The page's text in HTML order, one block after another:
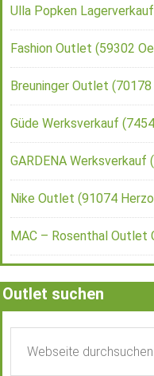
Ulla Popken
Fashion Outlet (59302
Breuninger Outlet
Güde Werksverkauf
GARDENA Werksverkauf
Nike Outlet (91074
MAC – Rosenthal Outlet
Outlet suchen